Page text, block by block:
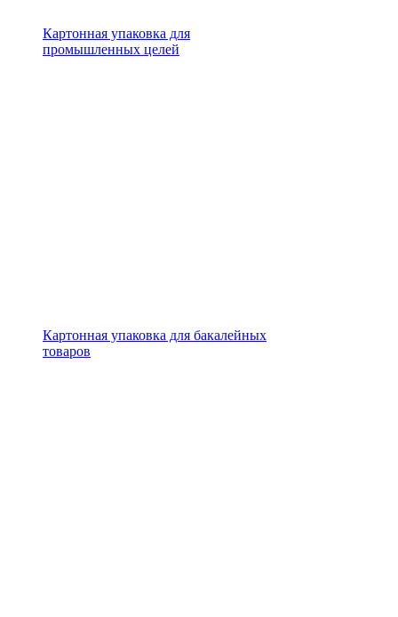
Картонная упаковка для
промышленных целей
Картонная упаковка для бакалейных
товаров